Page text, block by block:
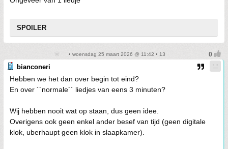
SPOILER
• woensdag 25 maart 2026 @ 11:42 • 13
bianconeri
Hebben we het dan over begin tot eind?
En over ´´normale´´ liedjes van eens 3 minuten?
Wij hebben nooit wat op staan, dus geen idee.
Overigens ook geen enkel ander besef van tijd (geen digitale
klok, uberhaupt geen klok in slaapkamer).